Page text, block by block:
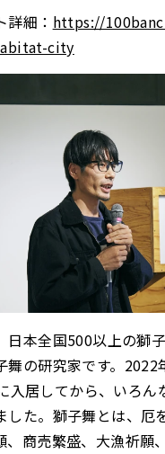
詳細： https://
city
日本全国500以上の獅
舞の研究家です。2022
入居してから、いろん
した。獅子舞とは、厄
、商売繁盛、大漁祈願